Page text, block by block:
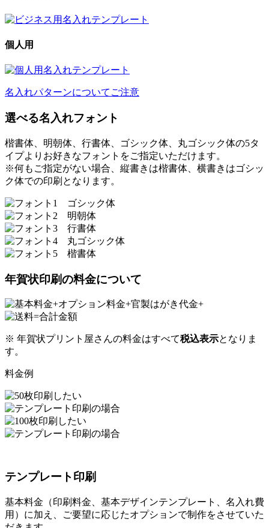
個人用
名入れパターンについてご注意
選べる名入れフォント
楷書体、明朝体、行書体、ゴシック体、丸ゴシック体の5タ
イプよりお好きなフォントをご指定いただけます。
※何もご指定がない場合、縦書きは楷書体、横書きはゴシッ
ク体での印刷となります。
年賀状印刷の料金について
※ 年賀状プリント屋さんの料金はすべて税込表示となりま
す。
料金例
テンプレート印刷
基本料金（印刷料金、基本デザインテンプレート、名入れ費
用）に加え、ご要望に応じたオプションで制作をさせていた